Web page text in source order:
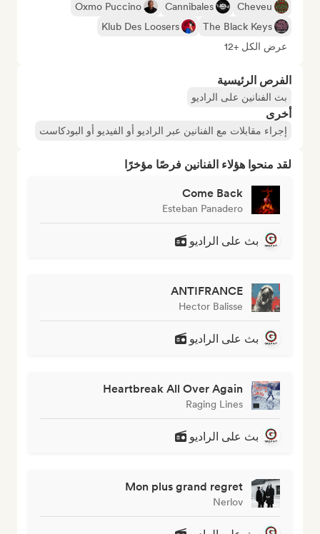
Cheveu
Cannibales
Oxmo Puccino
The Black Keys
Klub Des Loosers
عرض الكل +12
الفرص الرئيسية
بث الفنانين على الراديو
أخرى
إجراء مقابلات مع الفنانين عبر الراديو أو الفيديو أو البودكاست
لقد منحوا هؤلاء الفنانين فرصًا مؤخرًا
Come Back
Esteban Panadero
بث على الراديو
ANTIFRANCE
Hector Balisse
بث على الراديو
Heartbreak All Over Again
Raging Lines
بث على الراديو
Mon plus grand regret
Nerlov